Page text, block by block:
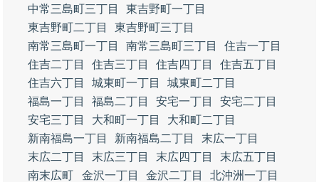
中常三島町三丁目
東吉野町一丁目
東吉野町二丁目
東吉野町三丁目
南常三島町一丁目
南常三島町三丁目
住吉一丁目
住吉二丁目
住吉三丁目 住吉四丁目
住吉五丁目
住吉六丁目
城東町一丁目
城東町二丁目
福島一丁目
福島二丁目 安宅一丁目
安宅二丁目
安宅三丁目
大和町一丁目
大和町二丁目
新南福島一丁目
新南福島二丁目
末広一丁目
末広二丁目
末広三丁目 末広四丁目
末広五丁目
南末広町
金沢一丁目 金沢二丁目
北沖洲一丁目